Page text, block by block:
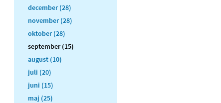
december (28)
november (28)
oktober (28)
september (15)
august (10)
juli (20)
juni (15)
maj (25)